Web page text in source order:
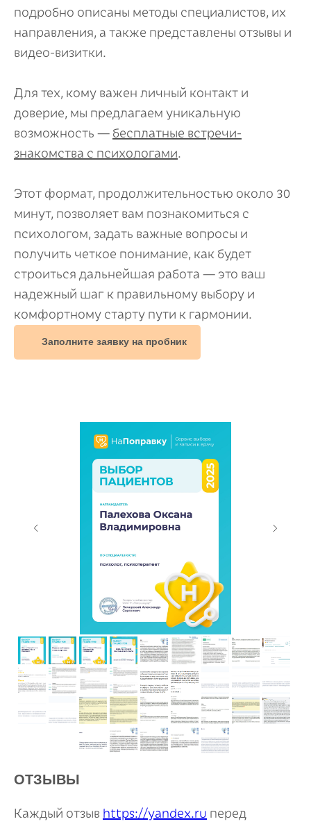
подробно описаны методы специалистов, их
направления, а также представлены отзывы и
видео-визитки.
Для тех, кому важен личный контакт и
доверие, мы предлагаем уникальную
возможность — бесплатные встречи-
знакомства с психологами.
Этот формат, продолжительностью около 30
минут, позволяет вам познакомиться с
психологом, задать важные вопросы и
получить четкое понимание, как будет
строиться дальнейшая работа — это ваш
надежный шаг к правильному выбору и
комфортному старту пути к гармонии.
Заполните заявку на пробник
ОТЗЫВЫ
Каждый отзыв https://yandex.ru перед